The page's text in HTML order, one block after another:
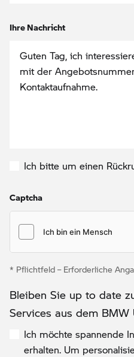
Ihre Nachricht
Ich bitte um einen
Captcha
* Pflichtfeld – Erforderliche
Bleiben Sie up to date
Services aus dem BMW
Ich möchte spannende
erhalten. Um